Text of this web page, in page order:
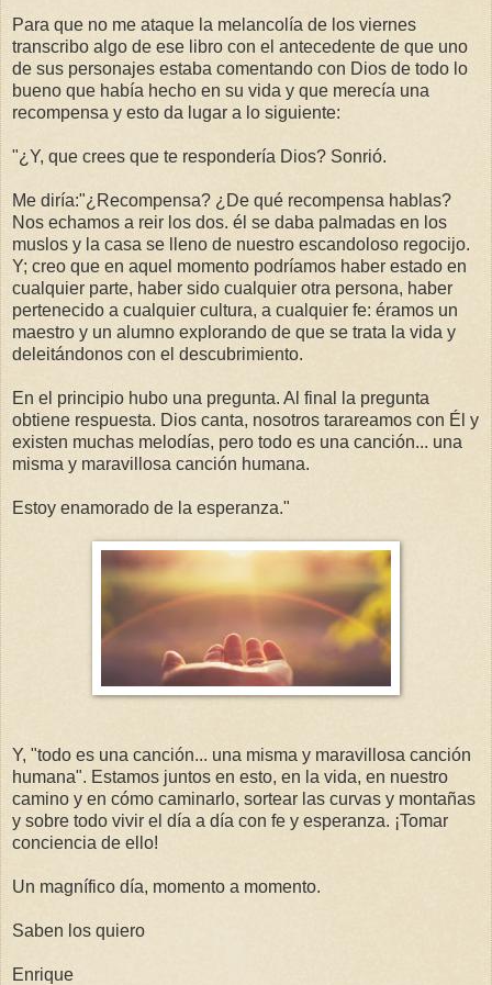
Para que no me ataque la melancolía de los viernes
transcribo algo de ese libro con el antecedente de que uno
de sus personajes estaba comentando con Dios de todo lo
bueno que había hecho en su vida y que merecía una
recompensa y esto da lugar a lo siguiente:
"¿Y, que crees que te respondería Dios? Sonrió.
Me diría:"¿Recompensa? ¿De qué recompensa hablas?
Nos echamos a reir los dos. él se daba palmadas en los
muslos y la casa se lleno de nuestro escandoloso regocijo.
Y; creo que en aquel momento podríamos haber estado en
cualquier parte, haber sido cualquier otra persona, haber
pertenecido a cualquier cultura, a cualquier fe: éramos un
maestro y un alumno explorando de que se trata la vida y
deleitándonos con el descubrimiento.
En el principio hubo una pregunta. Al final la pregunta
obtiene respuesta. Dios canta, nosotros tarareamos con Él y
existen muchas melodías, pero todo es una canción... una
misma y maravillosa canción humana.
Estoy enamorado de la esperanza."
Y, "todo es una canción... una misma y maravillosa canción
humana". Estamos juntos en esto, en la vida, en nuestro
camino y en cómo caminarlo, sortear las curvas y montañas
y sobre todo vivir el día a día con fe y esperanza. ¡Tomar
conciencia de ello!
Un magnífico día, momento a momento.
Saben los quiero
Enrique